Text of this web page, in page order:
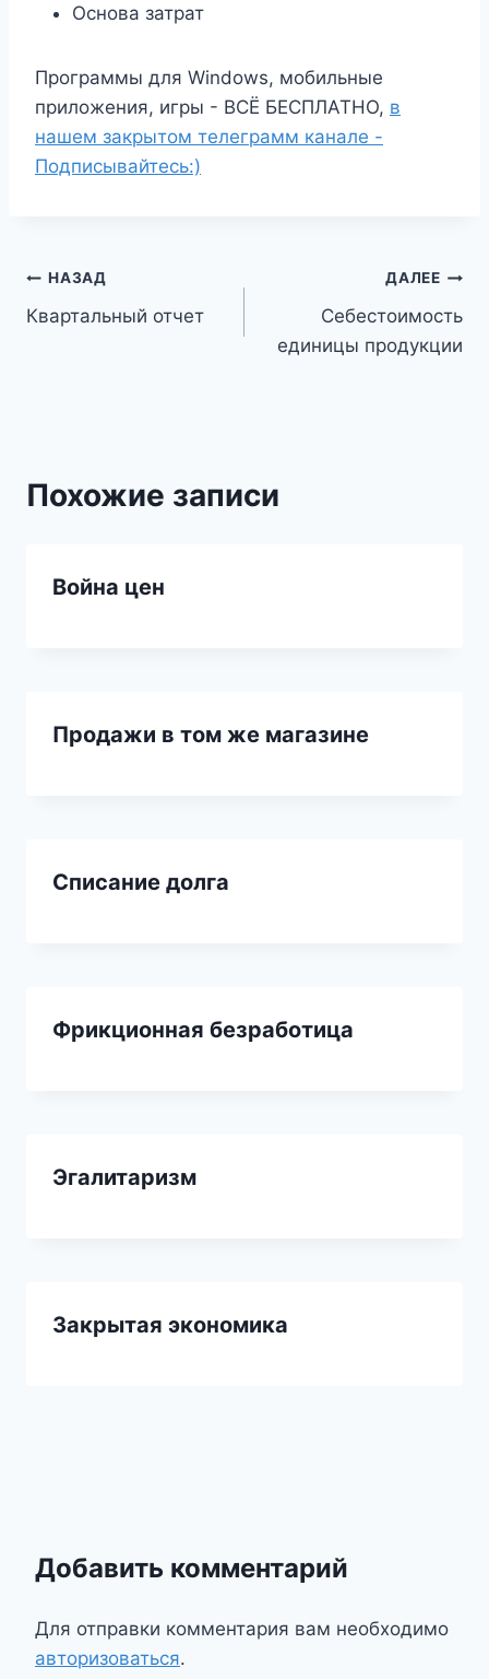
Основа затрат
Программы для Windows, мобильные
приложения, игры - ВСЁ БЕСПЛАТНО, в
нашем закрытом телеграмм канале -
Подписывайтесь:)
Навигация
по
НАЗАД
Квартальный отчет
ДАЛЕЕ
Себестоимость
единицы продукции
Похожие записи
Война цен
Продажи в том же магазине
Списание долга
Фрикционная безработица
Эгалитаризм
Закрытая экономика
Добавить комментарий
Для отправки комментария вам необходимо
авторизоваться.